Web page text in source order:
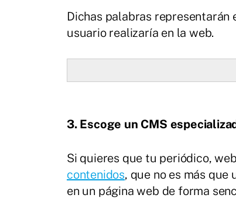
Dichas palabras representarán
usuario realizaría en la web.
3. Escoge un CMS
Si quieres que tu periódico,
contenidos, que no es más
en un página web de forma